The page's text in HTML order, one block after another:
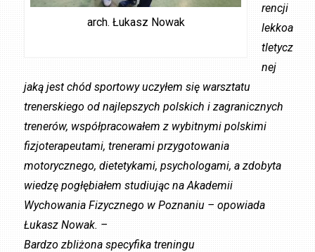
arch. Łukasz Nowak
rencji
lekkoa
tletycz
nej
jaką jest chód sportowy uczyłem się warsztatu
trenerskiego od najlepszych polskich i zagranicznych
trenerów, współpracowałem z wybitnymi polskimi
fizjoterapeutami, trenerami przygotowania
motorycznego, dietetykami, psychologami, a zdobyta
wiedzę pogłębiałem studiując na Akademii
Wychowania Fizycznego w Poznaniu – opowiada
Łukasz Nowak. –
Bardzo zbliżona specyfika treningu